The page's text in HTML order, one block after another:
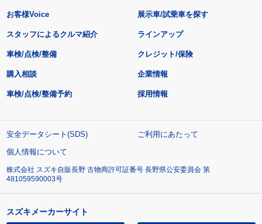
お客様Voice
スタッフによるクルマ紹介
展示車/試乗車を探す
ラインアップ
車検/点検/整備 クレジット/保険
購入相談
車検/点検/整備予約
企業情報
採用情報
安全データシート(SDS)
ご利用にあたって
個人情報について
株式会社 スズキ自販長野 古物商許可証番号 長野県公安委員会 第
481059590003号
スズキメーカーサイト